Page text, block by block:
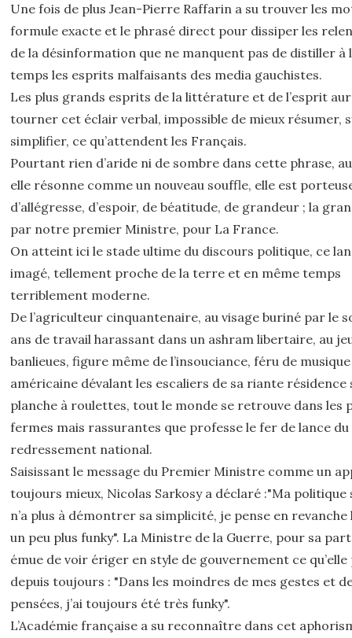
Une fois de plus Jean-Pierre Raffarin a su trouver les
formule exacte et le phrasé direct pour dissiper les
de la désinformation que ne manquent pas de distiller à
temps les esprits malfaisants des media gauchistes.
Les plus grands esprits de la littérature et de l’esprit
tourner cet éclair verbal, impossible de mieux résumer,
simplifier, ce qu’attendent les Français.
Pourtant rien d’aride ni de sombre dans cette phrase,
elle résonne comme un nouveau souffle, elle est
d’allégresse, d’espoir, de béatitude, de grandeur ; la
par notre premier Ministre, pour La France.
On atteint ici le stade ultime du discours politique, ce
imagé, tellement proche de la terre et en même temps
terriblement moderne.
De l’agriculteur cinquantenaire, au visage buriné par le
ans de travail harassant dans un ashram libertaire, au
banlieues, figure même de l’insouciance, féru de
américaine dévalant les escaliers de sa riante résidence
planche à roulettes, tout le monde se retrouve dans les
fermes mais rassurantes que professe le fer de lance du
redressement national.
Saisissant le message du Premier Ministre comme un
toujours mieux, Nicolas Sarkosy a déclaré :"Ma
n’a plus à démontrer sa simplicité, je pense en
un peu plus funky". La Ministre de la Guerre, pour sa
émue de voir ériger en style de gouvernement ce
depuis toujours : "Dans les moindres de mes gestes et
pensées, j’ai toujours été très funky".
L’Académie française a su reconnaître dans cet